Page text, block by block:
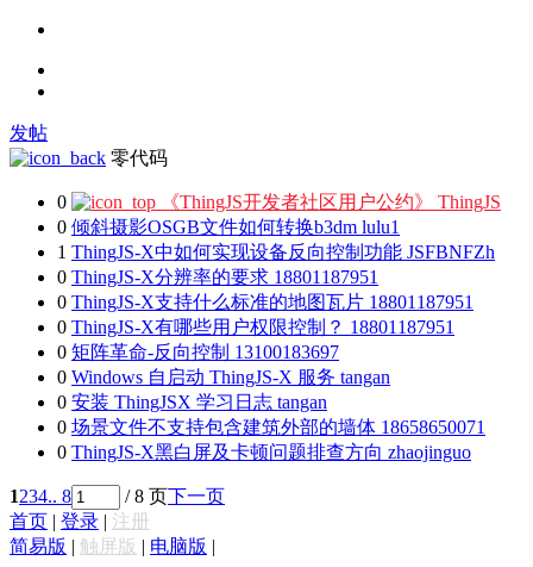
发帖
零代码
0 《ThingJS开发者社区用户公约》
ThingJS
0 倾斜摄影OSGB文件如何转换b3dm lulu1
1 ThingJS-X中如何实现设备反向控制功能 JSFBNFZh
0 ThingJS-X分辨率的要求 18801187951
0 ThingJS-X支持什么标准的地图瓦片 18801187951
0 ThingJS-X有哪些用户权限控制？ 18801187951
0 矩阵革命-反向控制 13100183697
0 Windows 自启动 ThingJS-X 服务 tangan
0 安装 ThingJSX 学习日志 tangan
0 场景文件不支持包含建筑外部的墙体 18658650071
0 ThingJS-X黑白屏及卡顿问题排查方向 zhaojinguo
1234.. 8 / 8 页下一页
首页 | 登录 | 注册
简易版 | 触屏版 | 电脑版 |